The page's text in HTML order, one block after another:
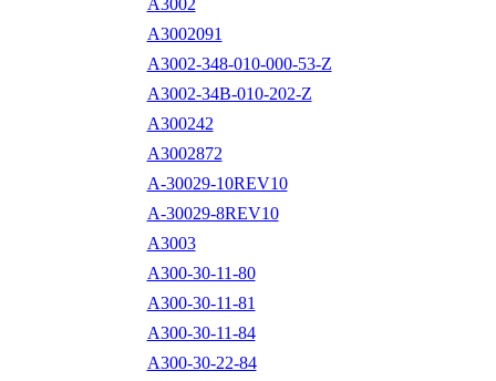
A3002091
A3002-348-010-000-53-Z
A3002-34B-010-202-Z
A300242
A3002872
A-30029-10REV10
A-30029-8REV10
A3003
A300-30-11-80
A300-30-11-81
A300-30-11-84
A300-30-22-84